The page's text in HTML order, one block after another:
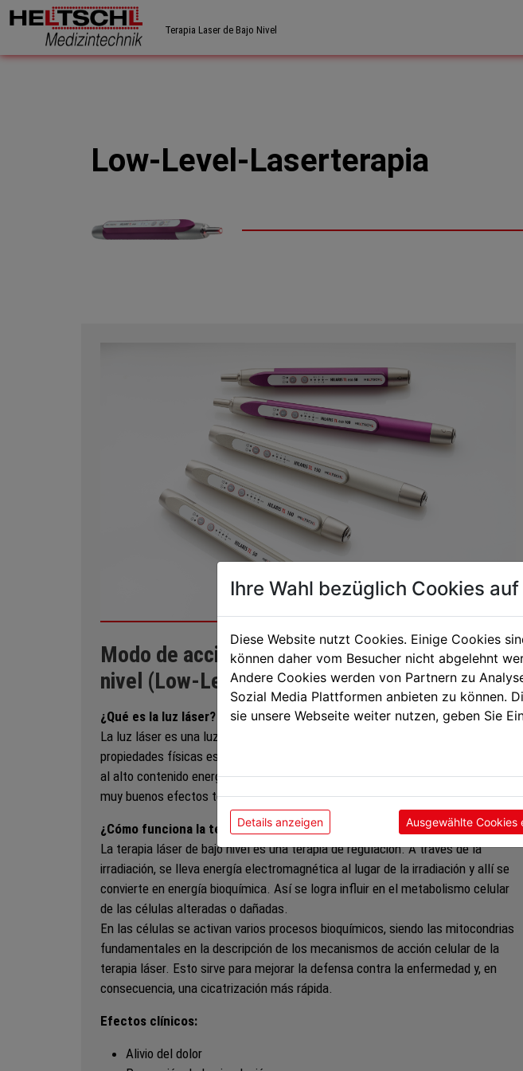
Terapia Laser de Bajo Nivel
Low-Level-Laserterapia
Modo de acción LLLT - Terapia láser de bajo
nivel (Low-Level-Lasertherapie)
¿Qué es la luz láser?
La luz láser es una luz con propiedades especiales. Esta luz, que debido a sus
propiedades físicas es muy energética, puede ser visible o no visible. Gracias
al alto contenido energético y las propiedades especiales, se logra obtener
muy buenos efectos terapéuticos en ciertas enfermedades.
¿Cómo funciona la terapia de láser suave?
La terapia láser de bajo nivel es una terapia de regulación. A través de la
irradiación, se lleva energía electromagnética al lugar de la irradiación y allí se
convierte en energía bioquímica. Así se logra influir en el metabolismo celular
de las células alteradas o dañadas.
En las células se activan varios procesos bioquímicos, siendo las mitocondrias
fundamentales en la descripción de los mecanismos de acción celular de la
terapia láser. Esto sirve para mejorar la defensa contra la enfermedad y, en
consecuencia, una cicatrización más rápida.
Efectos clínicos:
Alivio del dolor
Ihre Wahl bezüglich Cookies
Diese Website nutzt Cookies. Einige Cookies
können daher vom Besucher nicht abgelehnt
Andere Cookies werden von Partnern zu
Sozial Media Plattformen anbieten zu können.
sie unsere Webseite weiter nutzen, geben Sie
Details anzeigen Ausgewählte Cookies